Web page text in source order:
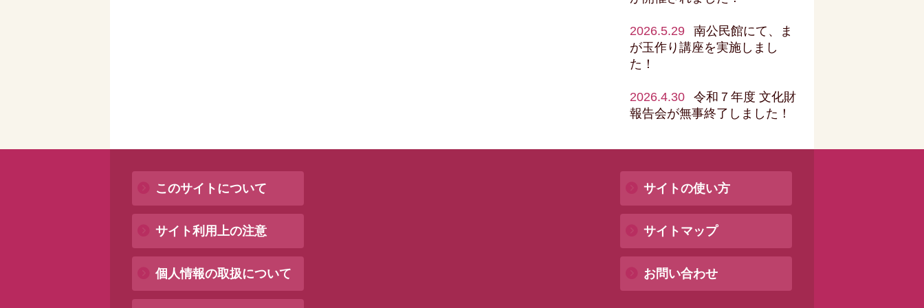
2026.5.29
南公民館にて、ま
が玉作り講座を実施しまし
た！
2026.4.30
令和７年度 文化財
報告会が無事終了しました！
このサイトについて
サイト利用上の注意
個人情報の取扱について
サイトの使い方
サイトマップ
お問い合わせ